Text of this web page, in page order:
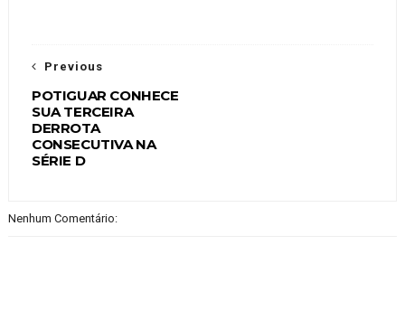
Previous
POTIGUAR CONHECE
SUA TERCEIRA
DERROTA
CONSECUTIVA NA
SÉRIE D
Nenhum Comentário: